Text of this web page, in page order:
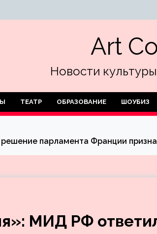
Art
Новости
ТЕАТР ОБРАЗОВАНИЕ ШОУБИЗ
парламента Франции
МИД РФ